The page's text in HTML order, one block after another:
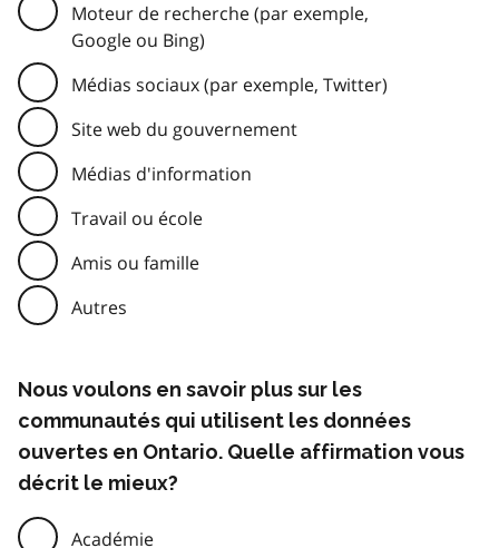
Moteur de recherche (par exemple,
Google ou Bing)
Médias sociaux (par exemple, Twitter)
Site web du gouvernement
Médias d'information
Travail ou école
Amis ou famille
Autres
Nous voulons en savoir plus sur les
communautés qui utilisent les données
ouvertes en Ontario. Quelle affirmation vous
décrit le mieux?
Académie